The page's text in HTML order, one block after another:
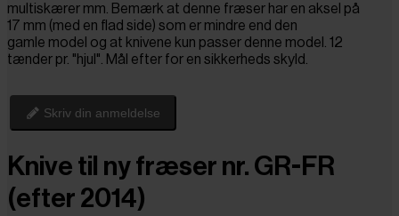
multiskærer mm. Bemærk at denne fræser har en aksel på
17 mm (med en flad side) som er mindre end den
gamle model og at knivene kun passer denne model. 12
tænder pr. "hjul". Mål efter for en sikkerheds skyld.
Skriv din anmeldelse
Knive til ny fræser nr. GR-FR
(efter 2014)